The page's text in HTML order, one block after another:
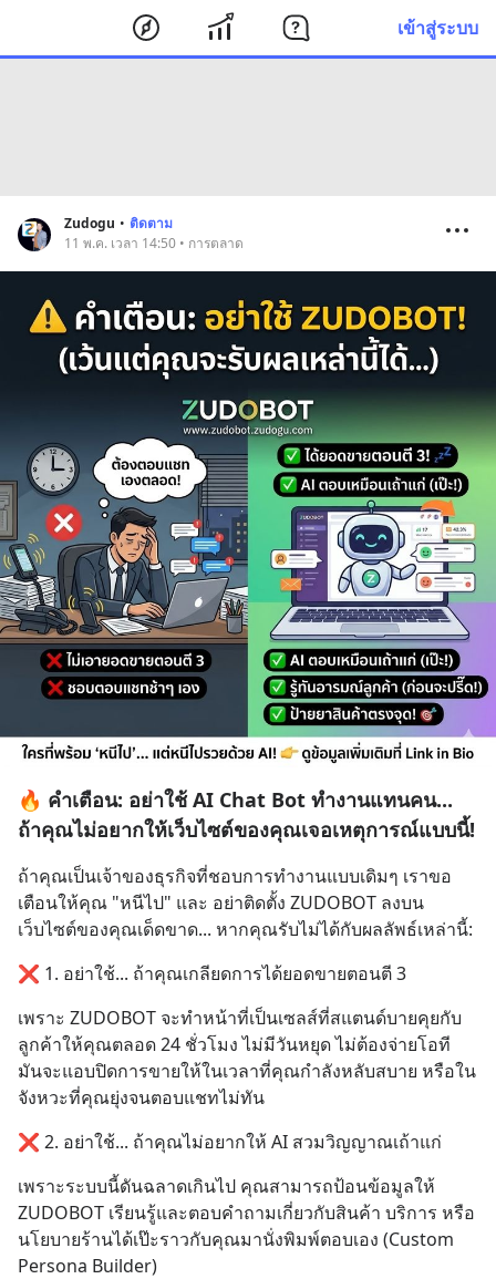
เข้าสู่ระบบ
Zudogu • ติดตาม
11 พ.ค. เวลา 14:50 • การตลาด
🔥 คำเตือน: อย่าใช้ AI Chat Bot ทำงานแทนคน...
ถ้าคุณไม่อยากให้เว็บไซต์ของคุณเจอเหตุการณ์แบบนี้!
ถ้าคุณเป็นเจ้าของธุรกิจที่ชอบการทำงานแบบเดิมๆ เราขอ
เตือนให้คุณ "หนีไป" และ อย่าติดตั้ง ZUDOBOT ลงบน
เว็บไซต์ของคุณเด็ดขาด... หากคุณรับไม่ได้กับผลลัพธ์เหล่านี้:
❌ 1. อย่าใช้... ถ้าคุณเกลียดการได้ยอดขายตอนตี 3
เพราะ ZUDOBOT จะทำหน้าที่เป็นเซลส์ที่สแตนด์บายคุยกับ
ลูกค้าให้คุณตลอด 24 ชั่วโมง ไม่มีวันหยุด ไม่ต้องจ่ายโอที
มันจะแอบปิดการขายให้ในเวลาที่คุณกำลังหลับสบาย หรือใน
จังหวะที่คุณยุ่งจนตอบแชทไม่ทัน
❌ 2. อย่าใช้... ถ้าคุณไม่อยากให้ AI สวมวิญญาณเถ้าแก่
เพราะระบบนี้ดันฉลาดเกินไป คุณสามารถป้อนข้อมูลให้
ZUDOBOT เรียนรู้และตอบคำถามเกี่ยวกับสินค้า บริการ หรือ
นโยบายร้านได้เป๊ะราวกับคุณมานั่งพิมพ์ตอบเอง (Custom
Persona Builder)